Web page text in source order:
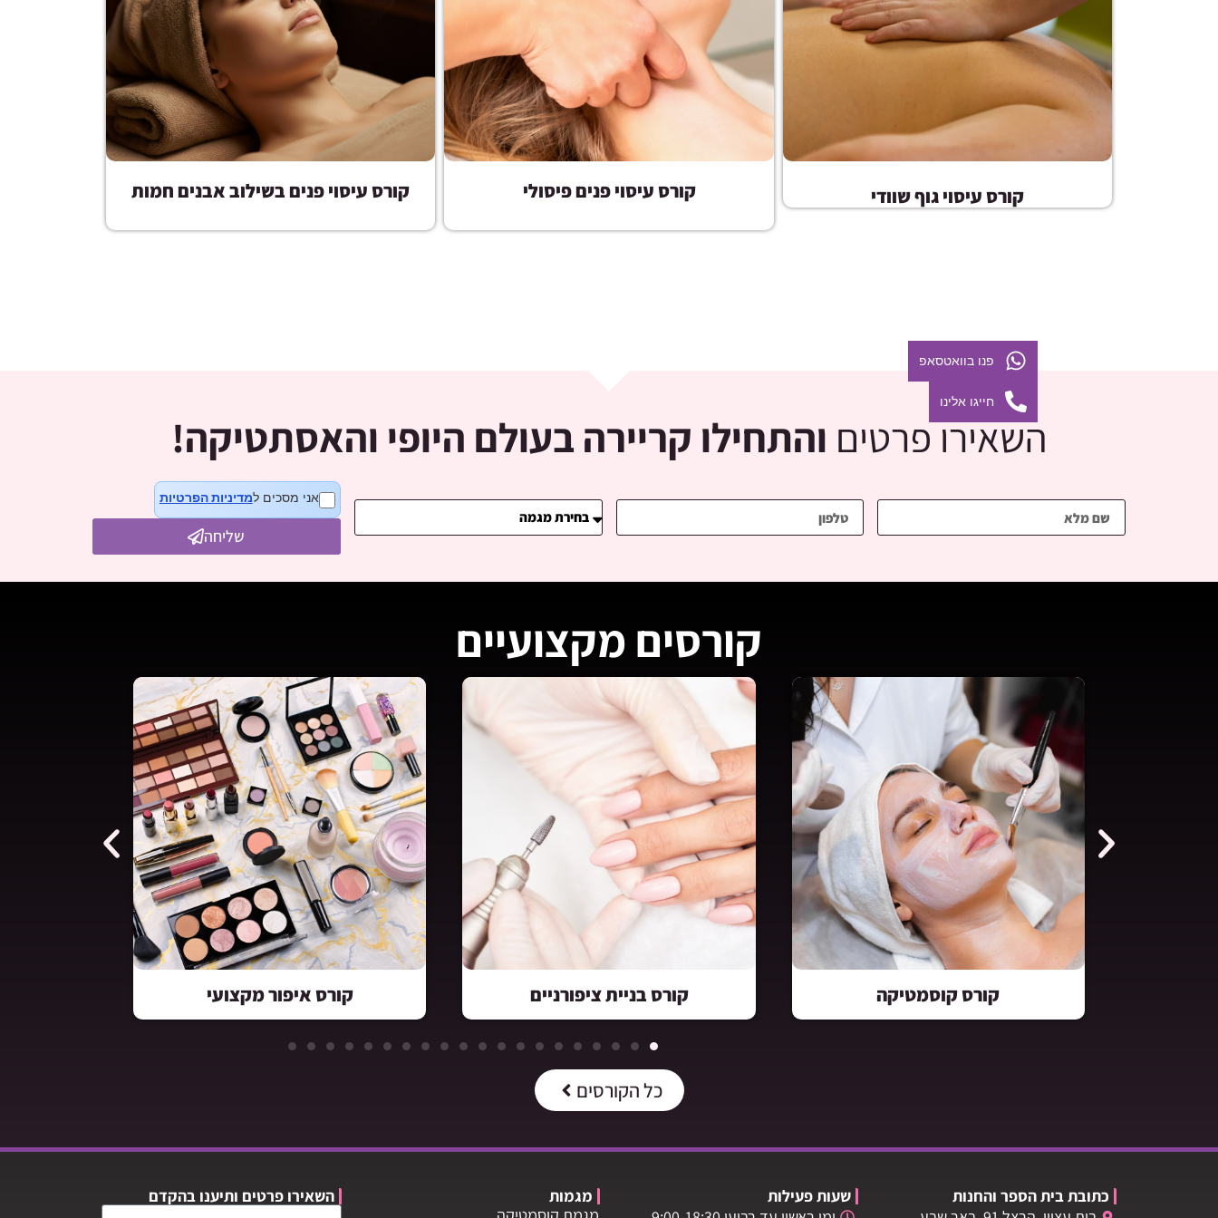
קורס עיסוי גוף שוודי קורס עיסוי פנים פיסולי קורס עיסוי פנים בשילוב אבנים חמות
השאירו פרטים והתחילו קריירה בעולם היופי והאסתטיקה!
אני מסכים למדיניות הפרטיות
שליחה
קורסים מקצועיים
קורס בניית ציפורניים קורס איפור מקצועי קורס מחיקות איפור קבוע remover
כל הקורסים
כתובת בית הספר והחנות
שעות פעילות
מגמות
השאירו פרטים ותיענו בהקדם
פנו בוואטסאפ
חייגו אלינו